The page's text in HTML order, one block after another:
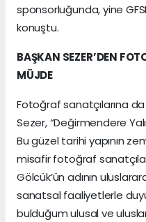
sponsorluğunda, yine
konuştu.
BAŞKAN SEZER’DEN
MÜJDE
Fotoğraf sanatçılarına
Sezer, “Değirmendere
Bu güzel tarihi yapının
misafir fotoğraf
Gölcük’ün adının
sanatsal faaliyetlerle
bulduğum ulusal ve